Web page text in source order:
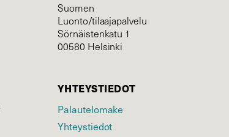
Suomen
Luonto/tilaajapalvelu
Sörnäistenkatu 1
00580 Helsinki
YHTEYSTIEDOT
Palautelomake
Yhteystiedot